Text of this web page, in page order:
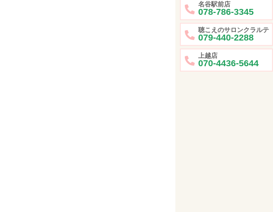
名谷駅前店
078-786-3345
聴こえのサロンクラルテ
079-440-2288
上越店
070-4436-5644